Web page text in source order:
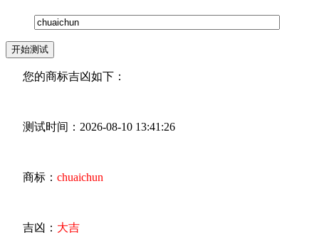
您的商标吉凶如下：
测试时间：2026-08-10 13:41:26
商标： chuaichun
吉凶： 大吉